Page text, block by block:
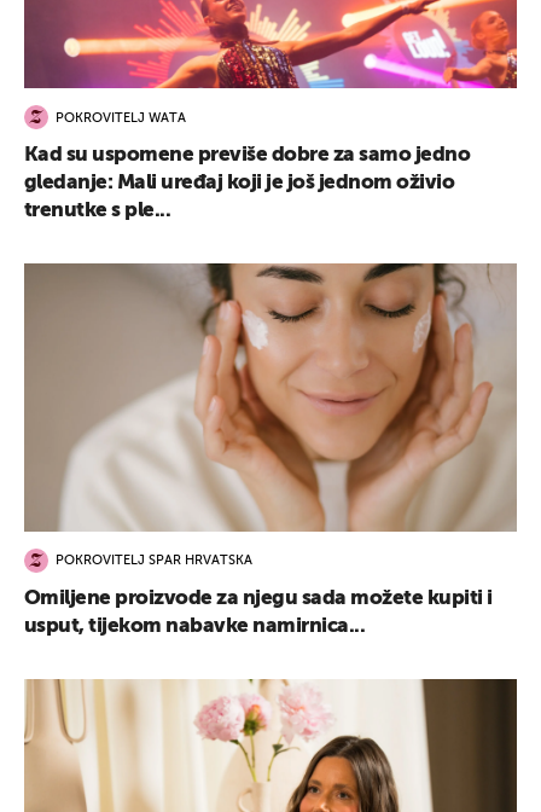
POKROVITELJ WATA
Kad su uspomene previše dobre za samo jedno
gledanje: Mali uređaj koji je još jednom oživio
trenutke s ple...
POKROVITELJ SPAR HRVATSKA
Omiljene proizvode za njegu sada možete kupiti i
usput, tijekom nabavke namirnica...